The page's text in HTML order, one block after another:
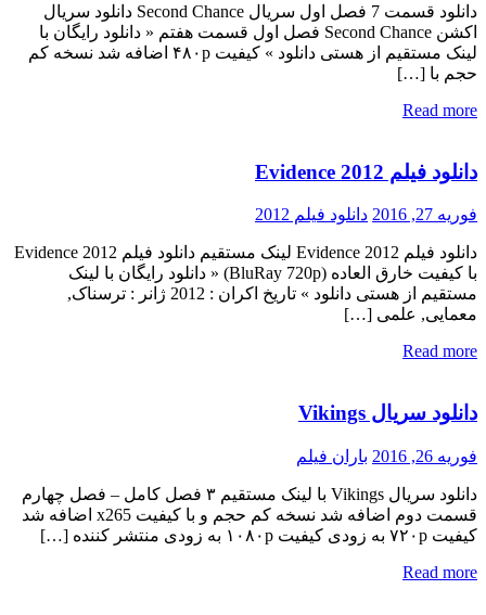
دانلود قسمت 7 فصل اول سریال Second Chance دانلود سریال
اکشن Second Chance فصل اول قسمت هفتم « دانلود رایگان با
لینک مستقیم از هستی دانلود » کیفیت ۴۸۰p اضافه شد نسخه کم
حجم با […]
Read more
دانلود فیلم Evidence 2012
فوریه 27, 2016 دانلود فیلم 2012
دانلود فیلم Evidence 2012 لینک مستقیم دانلود فیلم Evidence 2012
با کیفیت خارق العاده (BluRay 720p) « دانلود رایگان با لینک
مستقیم از هستی دانلود » تاریخ اکران : 2012 ژانر : ترسناک,
معمایی, علمی […]
Read more
دانلود سریال Vikings
فوریه 26, 2016 باران فیلم
دانلود سریال Vikings با لینک مستقیم ۳ فصل کامل – فصل چهارم
قسمت دوم اضافه شد نسخه کم حجم و با کیفیت x265 اضافه شد
کیفیت ۷۲۰p به زودی کیفیت ۱۰۸۰p به زودی منتشر کننده […]
Read more